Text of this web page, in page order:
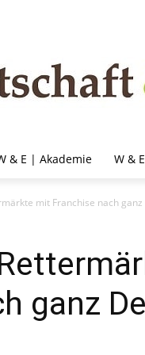
& E | Akademie W &
mit Franchise nach
ganz